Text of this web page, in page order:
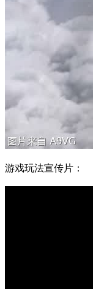
游戏玩法宣传片：